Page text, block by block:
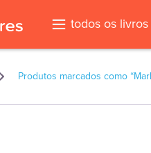
todos os livros
Produtos marcados como